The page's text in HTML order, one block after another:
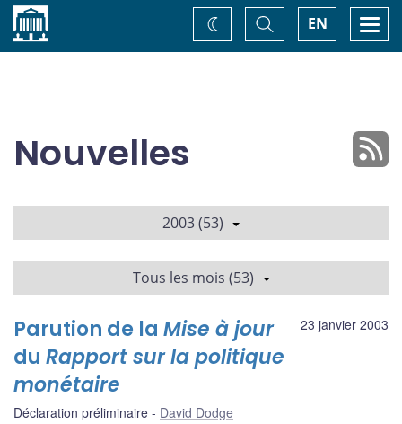
Accueil EN
Basculer
la
recherche
Changez
de
Nouvelles
2003 (53)
Tous les mois (53)
23 janvier 2003
Parution de la Mise à jour
du Rapport sur la politique
monétaire
Déclaration préliminaire David Dodge